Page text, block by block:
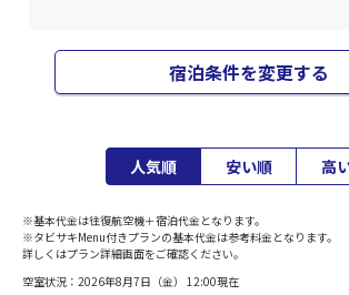
宿泊条件を変更する
人気順 安い順 高
※基本代金は往復航空機＋宿泊代金となります。
※タビサキMenu付きプランの基本代金は参考料金となります。
詳しくはプラン詳細画面をご確認ください。
空室状況： 2026年8月7日（金） 12:00現在